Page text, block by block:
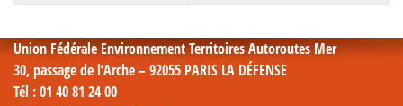
Union Fédérale Environnement Territoires Autoroutes Mer
30, passage de l’Arche – 92055 PARIS LA DÉFENSE
Tél : 01 40 81 24 00